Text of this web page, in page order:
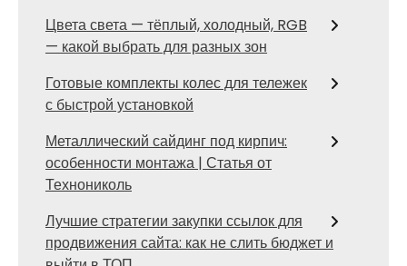
Цвета света — тёплый, холодный, RGB
— какой выбрать для разных зон
Готовые комплекты колес для тележек
с быстрой установкой
Металлический сайдинг под кирпич:
особенности монтажа | Статья от
Технониколь
Лучшие стратегии закупки ссылок для
продвижения сайта: как не слить бюджет и